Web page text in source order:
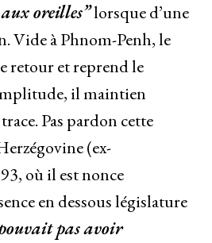
oreilles”lorsque d’une
Vide à Phnom-Penh, le
retour et reprend le
il maintien
Pas pardon cette
(ex-
où il est nonce
en dessous législature
pas avoir